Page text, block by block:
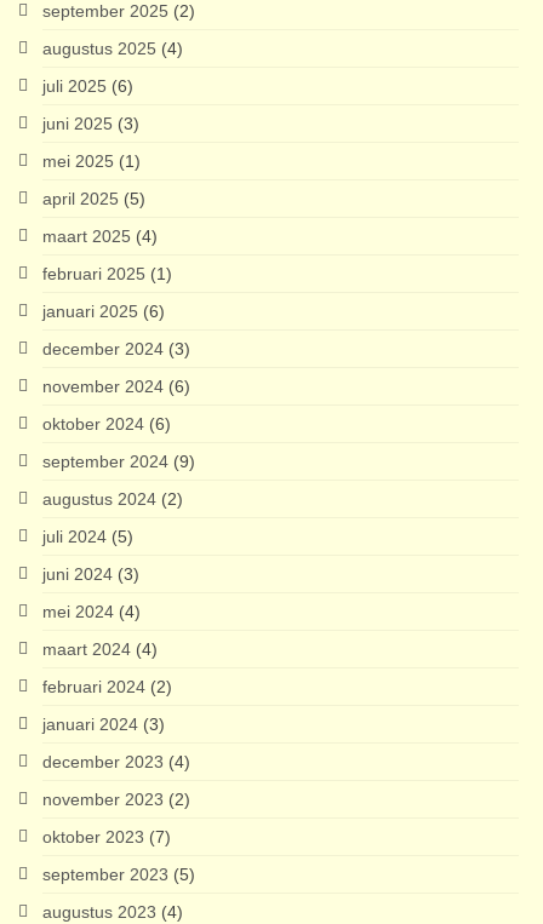
september 2025 (2)
augustus 2025 (4)
juli 2025 (6)
juni 2025 (3)
mei 2025 (1)
april 2025 (5)
maart 2025 (4)
februari 2025 (1)
januari 2025 (6)
december 2024 (3)
november 2024 (6)
oktober 2024 (6)
september 2024 (9)
augustus 2024 (2)
juli 2024 (5)
juni 2024 (3)
mei 2024 (4)
maart 2024 (4)
februari 2024 (2)
januari 2024 (3)
december 2023 (4)
november 2023 (2)
oktober 2023 (7)
september 2023 (5)
augustus 2023 (4)